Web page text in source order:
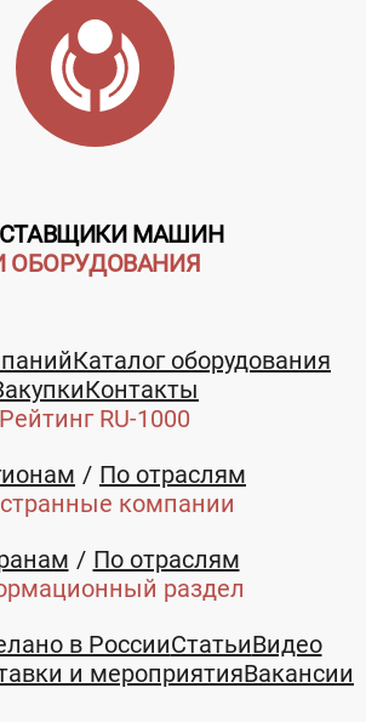
98
МАШИН
ОБОРУДОВАНИЯ
Каталог оборудования
Контакты
Рейтинг RU-1000
По отраслям
компании
По отраслям
раздел
в РоссииСтатьиВидео
и мероприятияВакансии